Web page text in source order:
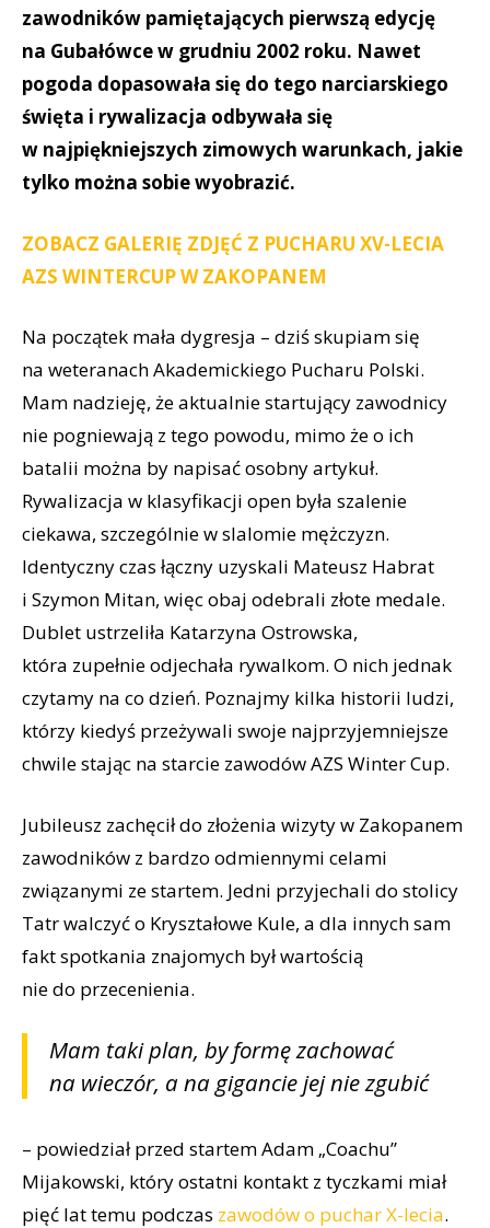
zawodników pamiętających pierwszą edycję
na Gubałówce w grudniu 2002 roku. Nawet
pogoda dopasowała się do tego narciarskiego
święta i rywalizacja odbywała się
w najpiękniejszych zimowych warunkach, jakie
tylko można sobie wyobrazić.
ZOBACZ GALERIĘ ZDJĘĆ Z PUCHARU XV-LECIA
AZS WINTERCUP W ZAKOPANEM
Na początek mała dygresja – dziś skupiam się
na weteranach Akademickiego Pucharu Polski.
Mam nadzieję, że aktualnie startujący zawodnicy
nie pogniewają z tego powodu, mimo że o ich
batalii można by napisać osobny artykuł.
Rywalizacja w klasyfikacji open była szalenie
ciekawa, szczególnie w slalomie mężczyzn.
Identyczny czas łączny uzyskali Mateusz Habrat
i Szymon Mitan, więc obaj odebrali złote medale.
Dublet ustrzeliła Katarzyna Ostrowska,
która zupełnie odjechała rywalkom. O nich jednak
czytamy na co dzień. Poznajmy kilka historii ludzi,
którzy kiedyś przeżywali swoje najprzyjemniejsze
chwile stając na starcie zawodów AZS Winter Cup.
Jubileusz zachęcił do złożenia wizyty w Zakopanem
zawodników z bardzo odmiennymi celami
związanymi ze startem. Jedni przyjechali do stolicy
Tatr walczyć o Kryształowe Kule, a dla innych sam
fakt spotkania znajomych był wartością
nie do przecenienia.
Mam taki plan, by formę zachować
na wieczór, a na gigancie jej nie zgubić
– powiedział przed startem Adam „Coachu”
Mijakowski, który ostatni kontakt z tyczkami miał
pięć lat temu podczas zawodów o puchar X-lecia.